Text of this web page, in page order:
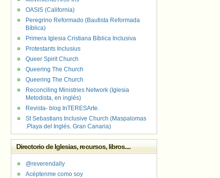
OASIS (California)
Peregrino Reformado (Bautista Reformada
Bíblica)
Primera Iglesia Cristiana Bíblica Inclusiva
Protestants Inclusius
Queer Spirit Church
Queering The Church
Queering The Church
Reconciling Ministries Network (Iglesia
Metodista, en inglés)
Revista- blog InTERESArte.
St Sebastians Inclusive Church (Maspalomas
.Playa del Inglés. Gran Canaria)
Directorio de Iglesias, recursos, libros....
@reverendally
Acéptenme como soy